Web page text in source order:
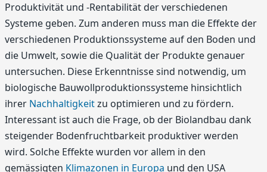
Produktivität und -Rentabilität der verschiedenen
Systeme geben. Zum anderen muss man die Effekte der
verschiedenen Produktionssysteme auf den Boden und
die Umwelt, sowie die Qualität der Produkte genauer
untersuchen. Diese Erkenntnisse sind notwendig, um
biologische Bauwollproduktionssysteme hinsichtlich
ihrer Nachhaltigkeitzu optimieren und zu fördern.
Interessant ist auch die Frage, ob der Biolandbau dank
steigender Bodenfruchtbarkeit produktiver werden
wird. Solche Effekte wurden vor allem in den
gemässigten Klimazonen in Europa und den USA